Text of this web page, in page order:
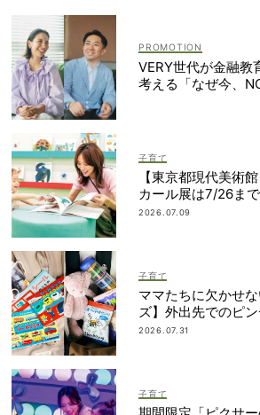
VERY世代が金融教
考える「なぜ今、
子育て
【東京都現代美術
カール展は7/26ま
ビュー”におすすめ
2026.07.09
子育て
ママたちに欠かせ
ズ】外出先でのピン
2026.07.31
子育て